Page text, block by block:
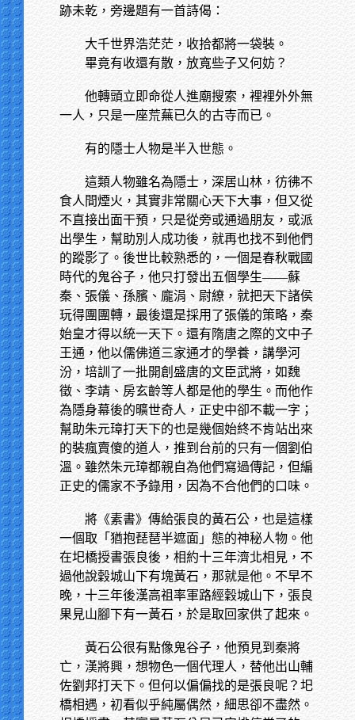
跡未乾，旁邊題有一首詩偈：
大千世界浩茫茫，收拾都將一袋裝。
畢竟有收還有散，放寬些子又何妨？
他轉頭立即命從人進廟搜索，裡裡外外無
一人，只是一座荒蕪已久的古寺而已。
有的隱士人物是半入世態。
這類人物雖名為隱士，深居山林，彷彿不
食人間煙火，其實非常關心天下大事，但又從
不直接出面干預，只是從旁或通過朋友，或派
出學生，幫助別人成功後，就再也找不到他們
的蹤影了。後世比較熟悉的，一個是春秋戰國
時代的鬼谷子，他只打發出五個學生——蘇
秦、張儀、孫臏、龐涓、尉繚，就把天下諸侯
玩得團團轉，最後還是採用了張儀的策略，秦
始皇才得以統一天下。還有隋唐之際的文中子
王通，他以儒佛道三家通才的學養，講學河
汾，培訓了一批開創盛唐的文臣武將，如魏
徵、李靖、房玄齡等人都是他的學生。而他作
為隱身幕後的曠世奇人，正史中卻不載一字；
幫助朱元璋打天下的也是幾個始終不肯站出來
的裝瘋賣傻的道人，推到台前的只有一個劉伯
溫。雖然朱元璋都親自為他們寫過傳記，但編
正史的儒家不予錄用，因為不合他們的口味。
將《素書》傳給張良的黃石公，也是這樣
一個取「猶抱琵琶半遮面」態的神秘人物。他
在圯橋授書張良後，相約十三年濟北相見，不
過他說穀城山下有塊黃石，那就是他。不早不
晚，十三年後漢高祖率軍路經穀城山下，張良
果見山腳下有一黃石，於是取回家供了起來。
黃石公很有點像鬼谷子，他預見到秦將
亡，漢將興，想物色一個代理人，替他出山輔
佐劉邦打天下。但何以偏偏找的是張良呢？圯
橋相遇，初看似乎純屬偶然，細思卻不盡然。